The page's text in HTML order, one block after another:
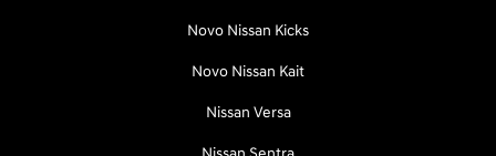
Novo Nissan Kicks
Novo Nissan Kait
Nissan Versa